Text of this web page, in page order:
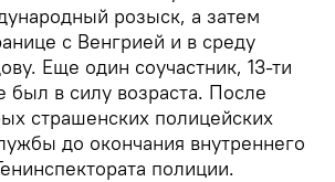
розыск, а затем
с Венгрией и в среду
Еще один соучастник, 13-ти
был в силу возраста. После
страшенских полицейских
до окончания внутреннего
полиции.